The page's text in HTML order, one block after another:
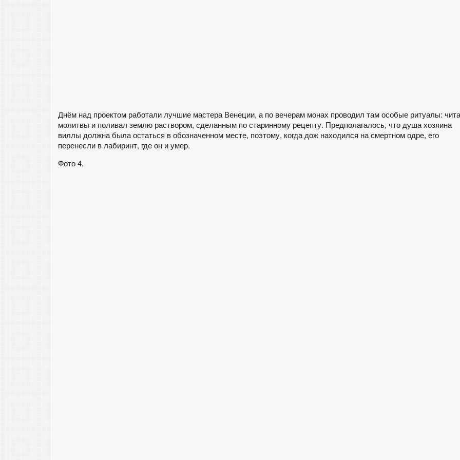
Днём над проектом работали лучшие мастера Венеции, а по вечерам монах проводил там особые ритуалы:
молитвы и поливал землю раствором, сделанным по старинному рецепту. Предполагалось, что душа хозяина
виллы должна была остаться в обозначенном месте, поэтому, когда дож находился на смертном одре, его
перенесли в лабиринт, где он и умер.
Фото 4.